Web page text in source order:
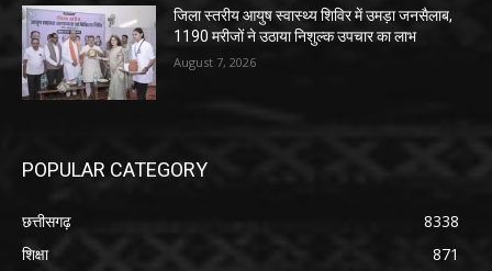
जिला स्तरीय आयुष स्वास्थ्य शिविर में उमड़ा जनसैलाब,
1190 मरीजों ने उठाया निशुल्क उपचार का लाभ
August 7, 2026
POPULAR CATEGORY
छत्तीसगढ़
8338
शिक्षा
871